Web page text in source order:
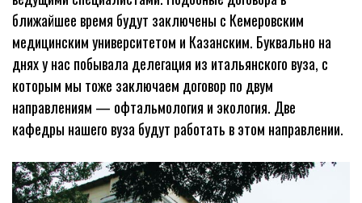
ближайшее время будут заключены с Кемеровским
медицинским университетом и Казанским. Буквально на
днях у нас побывала делегация из итальянского вуза, с
которым мы тоже заключаем договор по двум
направлениям — офтальмология и экология. Две
кафедры нашего вуза будут работать в этом направлении.